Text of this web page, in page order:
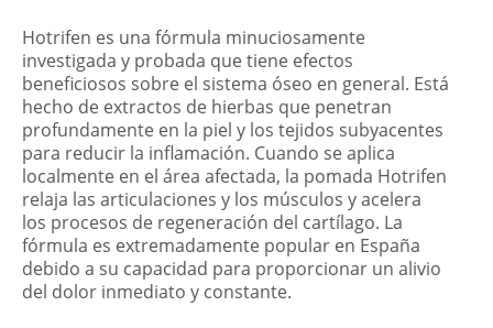
Hotrifen es una fórmula minuciosamente
investigada y probada que tiene efectos
beneficiosos sobre el sistema óseo en general. Está
hecho de extractos de hierbas que penetran
profundamente en la piel y los tejidos subyacentes
para reducir la inflamación. Cuando se aplica
localmente en el área afectada, la pomada Hotrifen
relaja las articulaciones y los músculos y acelera
los procesos de regeneración del cartílago. La
fórmula es extremadamente popular en España
debido a su capacidad para proporcionar un alivio
del dolor inmediato y constante.